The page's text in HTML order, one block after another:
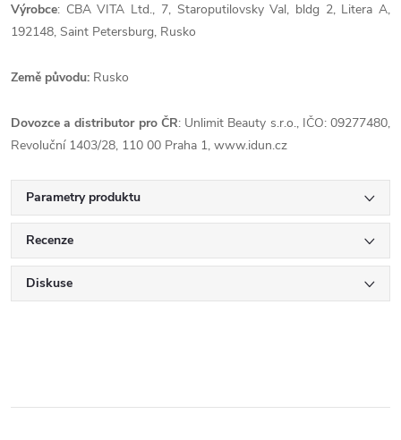
Výrobce: CBA VITA Ltd., 7, Staroputilovsky Val, bldg 2, Litera A,
192148, Saint Petersburg, Rusko
Země původu: Rusko
Dovozce a distributor pro ČR: Unlimit Beauty s.r.o., IČO: 09277480,
Revoluční 1403/28, 110 00 Praha 1, www.idun.cz
Parametry produktu
Recenze
Diskuse